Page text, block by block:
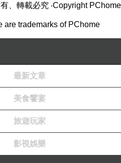
留食物的原味與營養，
快速燙煮拌一拌，就能
飯後沖洗無油膩碗盤。
、蛋、豆腐，任何食材
、轉載必究 ‧Copyright PChome
are trademarks of PChome
最新文章
美食饗宴
旅遊玩家
影視娛樂